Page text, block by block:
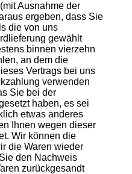
Ausnahme der
ergeben, dass Sie
die von uns
gewählt
binnen vierzehn
an dem die
Vertrags bei uns
verwenden
Sie bei der
haben, es sei
etwas anderes
Ihnen wegen dieser
Wir können die
die Waren wieder
den Nachweis
zurückgesandt